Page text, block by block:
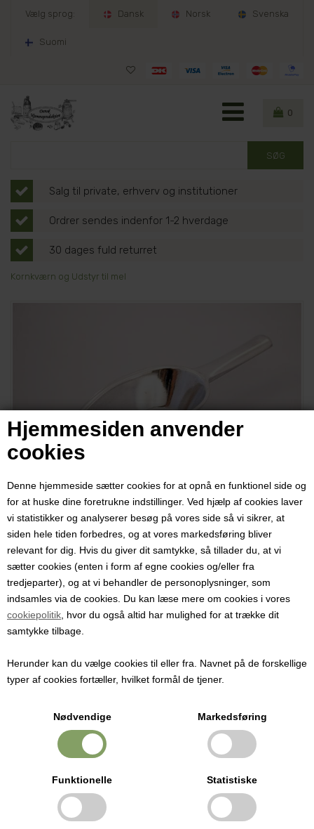
Hjemmesiden anvender
cookies
Denne hjemmeside sætter cookies for at opnå en funktionel side og
for at huske dine foretrukne indstillinger. Ved hjælp af cookies laver
vi statistikker og analyserer besøg på vores side så vi sikrer, at
siden hele tiden forbedres, og at vores markedsføring bliver
relevant for dig. Hvis du giver dit samtykke, så tillader du, at vi
sætter cookies (enten i form af egne cookies og/eller fra
tredjeparter), og at vi behandler de personoplysninger, som
indsamles via de cookies. Du kan læse mere om cookies i vores
cookiepolitik , hvor du også altid har mulighed for at trække dit
samtykke tilbage.
Herunder kan du vælge cookies til eller fra. Navnet på de forskellige
typer af cookies fortæller, hvilket formål de tjener.
Nødvendige Markedsføring
Funktionelle Statistiske
Vælg sprog: Dansk Norsk Svenska
Suomi
0
Salg til private, erhverv og institutioner
Ordrer sendes indenfor 1-2 hverdage
30 dages fuld returret
Kornkværn og Udstyr til mel
Metalskovl / skuffeske, 11 cm lang
Ideel til mel-, gryn- og kolonialkrukker
26,00 DKK
Ideel til mel-, gryn-, og kolonialkrukker
Bredde: 3,7 cm
Højde: 1,8 cm